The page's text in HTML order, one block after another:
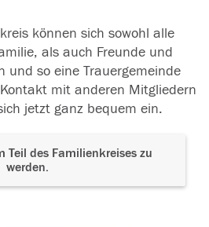
können sich sowohl alle
als auch Freunde und
und so eine Trauergemeinde
mit anderen Mitgliedern
jetzt ganz bequem ein.
Teil des Familienkreises zu
werden.